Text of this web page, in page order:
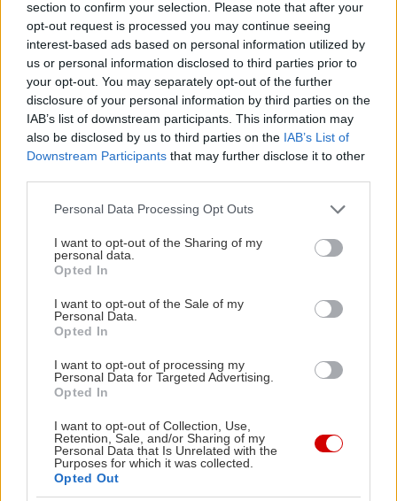
section to confirm your selection. Please note that after your
opt-out request is processed you may continue seeing
interest-based ads based on personal information utilized by
us or personal information disclosed to third parties prior to
your opt-out. You may separately opt-out of the further
disclosure of your personal information by third parties on the
IAB’s list of downstream participants. This information may
also be disclosed by us to third parties on the IAB’s List of
Downstream Participants that may further disclose it to other
Please note that this website/app uses one or more Google
not limited to your visit or usage behaviour. You may click to
grant or deny consent to Google and its third-party tags to
use your data for below specified purposes in below Google
consent section.
Personal Data Processing Opt Outs
I want to opt-out of the Sharing of my
personal data.
Opted In
I want to opt-out of the Sale of my
Personal Data.
Opted In
I want to opt-out of processing my
Personal Data for Targeted Advertising.
Opted In
I want to opt-out of Collection, Use,
Retention, Sale, and/or Sharing of my
Personal Data that Is Unrelated with the
Purposes for which it was collected.
Opted Out
σημαντικό ρόλο στην προώθηση της Ευρώπης και
ολόκληρου του πλανήτη προς ένα βιώσιμο
μέλλον.
Οι νικητές θα ανακοινωθούν τον Οκτώβριο του
2022 στο Παγκόσμια Εβδομάδα Εκπαίδευσης. Το
βραβείο των 250.000 δολαρίων θα μοιραστεί
με τον καθένα να λαμβάνει βραβείο των 50.000
δολαρίων.